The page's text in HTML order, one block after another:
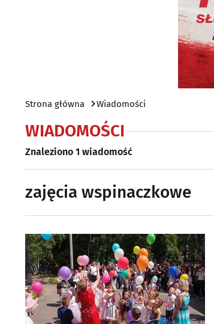
Strona główna Wiadomości
WIADOMOŚCI
Znaleziono 1 wiadomość
zajęcia wspinaczkowe